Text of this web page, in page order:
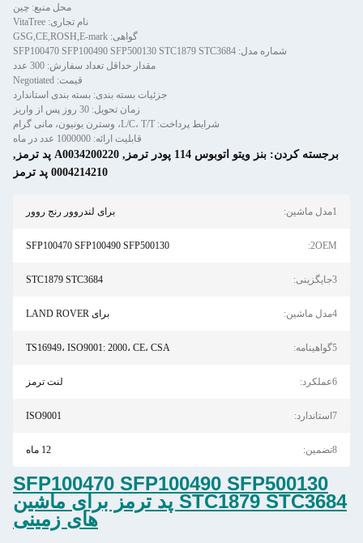
محل منبع: چین
نام تجاری: VitaTree
گواهی: GSG,CE,ROSH,E-mark
شماره مدل: SFP100470 SFP100490 SFP500130 STC1879 STC3684
مقدار حداقل تعداد سفارش: 300 عدد
قیمت: Negotiated
جزئیات بسته بندی: بسته بندی استاندارد
زمان تحویل: 30 روز پس از واریز
شرایط پرداخت: L/C، T/T، وسترن یونیون، مانی گرام
قابلیت ارائه: 1000000 عدد در ماه
برجسته کردن: بنز ویتو اتوبوس 114 پودر ترمز , A0034200220 پد ترمز
,
0004214210 پد ترمز
1مدل ماشین: برای لندروور رنج روور
2OEM:
SFP100470 SFP100490 SFP500130
3جایگزینی: STC1879 STC3684
4مدل ماشین: برای LAND ROVER
5گواهینامه: TS16949، ISO9001: 2000، CE، CSA
6عملکرد: لنت ترمز
7استاندارد: ISO9001
8تضمین: 12 ماه
SFP100470 SFP100490 SFP500130
STC1879 STC3684 پد ترمز برای ماشین
های زمینی